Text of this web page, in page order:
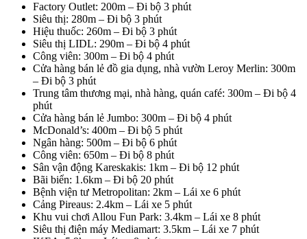
Factory Outlet: 200m – Đi bộ 3 phút
Siêu thị: 280m – Đi bộ 3 phút
Hiệu thuốc: 260m – Đi bộ 3 phút
Siêu thị LIDL: 290m – Đi bộ 4 phút
Công viên: 300m – Đi bộ 4 phút
Cửa hàng bán lẻ đồ gia dụng, nhà vườn Leroy Merlin: 300m
– Đi bộ 3 phút
Trung tâm thương mại, nhà hàng, quán café: 300m – Đi bộ 4
phút
Cửa hàng bán lẻ Jumbo: 300m – Đi bộ 4 phút
McDonald’s: 400m – Đi bộ 5 phút
Ngân hàng: 500m – Đi bộ 6 phút
Công viên: 650m – Đi bộ 8 phút
Sân vận động Kareskakis: 1km – Đi bộ 12 phút
Bãi biển: 1.6km – Đi bộ 20 phút
Bệnh viện tư Metropolitan: 2km – Lái xe 6 phút
Cảng Pireaus: 2.4km – Lái xe 5 phút
Khu vui chơi Allou Fun Park: 3.4km – Lái xe 8 phút
Siêu thị điện máy Mediamart: 3.5km – Lái xe 7 phút